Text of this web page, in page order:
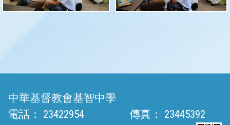
中華基督教會基智中學
電話：
23422954 傳真： 23445392